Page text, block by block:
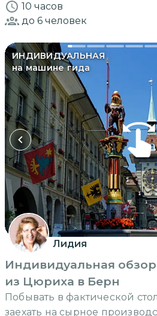
10 часов
до 6 человек
ИНДИВИДУАЛЬНАЯ
на машине гида
Лидия
Индивидуальная
из Цюриха в Берн
Побывать в фактической
заехать на сырное